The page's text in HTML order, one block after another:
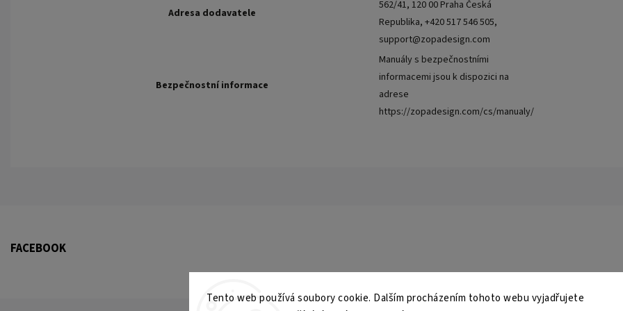
Tento web používá soubory cookie. Dalším procházením tohoto webu vyjadřujete
Adresa dodavatele
562/41, 120 00 Praha Česká
Republika, +420 517 546 505,
support@zopadesign.com
Bezpečnostní informace
Manuály s bezpečnostními
informacemi jsou k dispozici na
adrese
https://zopadesign.com/cs/manualy/
FACEBOOK